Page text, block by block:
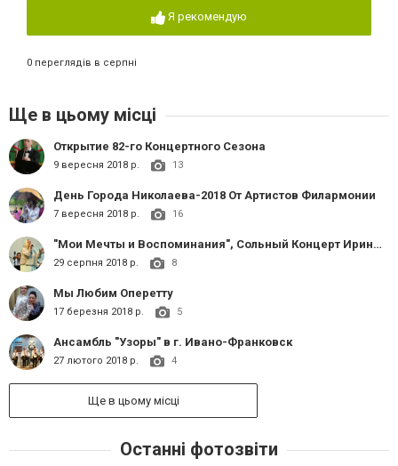
Я рекомендую
0 переглядів в серпні
Ще в цьому місці
Открытие 82-го Концертного Сезона
9 вересня 2018 р. 13
День Города Николаева-2018 От Артистов Филармонии
7 вересня 2018 р. 16
"Мои Мечты и Воспоминания", Сольный Концерт Ирины Лозовой
29 серпня 2018 р. 8
Мы Любим Оперетту
17 березня 2018 р. 5
Ансамбль "Узоры" в г. Ивано-Франковск
27 лютого 2018 р. 4
Ще в цьому місці
Останні фотозвіти